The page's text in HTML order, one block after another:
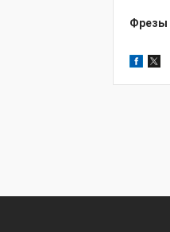
Фрезы